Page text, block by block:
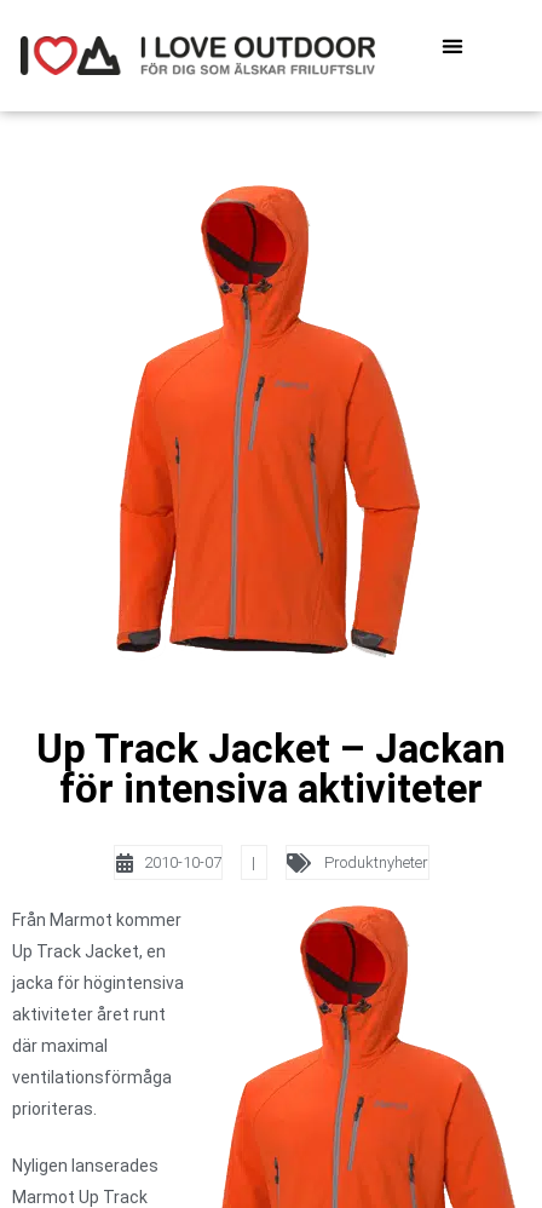
Up Track Jacket – Jackan
för intensiva aktiviteter
2010-10-07 | Produktnyheter
Från Marmot kommer
Up Track Jacket, en
jacka för högintensiva
aktiviteter året runt
där maximal
ventilationsförmåga
prioriteras.
Nyligen lanserades
Marmot Up Track